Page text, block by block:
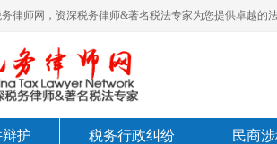
律师网，资深税务律师&著名税法专家为您提供卓越的
护 税务行政纠纷 民商